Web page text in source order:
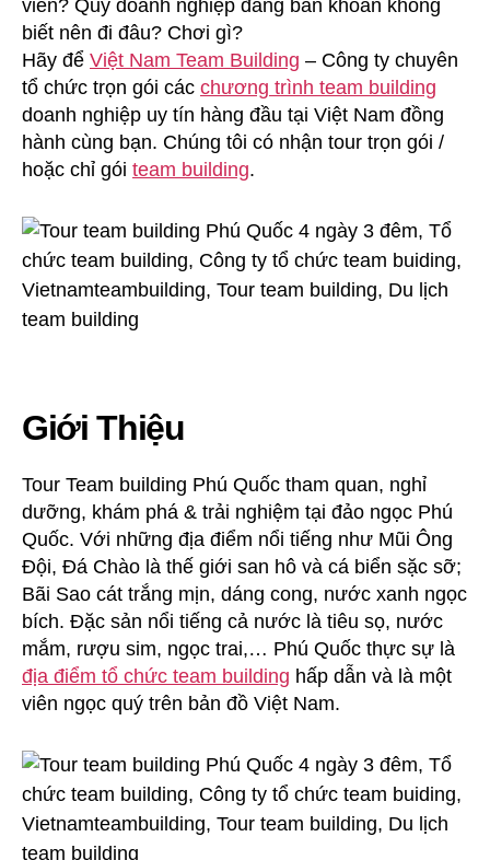
Đêm
viên? Quý doanh nghiệp đang băn khoăn không
biết nên đi đâu? Chơi gì?
Hãy để Việt Nam Team Building – Công ty chuyên
tổ chức trọn gói các chương trình team building
doanh nghiệp uy tín hàng đầu tại Việt Nam đồng
hành cùng bạn. Chúng tôi có nhận tour trọn gói /
hoặc chỉ gói team building.
Giới Thiệu
Tour Team building Phú Quốc tham quan, nghỉ
dưỡng, khám phá & trải nghiệm tại đảo ngọc Phú
Quốc. Với những địa điểm nổi tiếng như Mũi Ông
Đội, Đá Chào là thế giới san hô và cá biển sặc sỡ;
Bãi Sao cát trắng mịn, dáng cong, nước xanh ngọc
bích. Đặc sản nổi tiếng cả nước là tiêu sọ, nước
mắm, rượu sim, ngọc trai,… Phú Quốc thực sự là
địa điểm tổ chức team building hấp dẫn và là một
viên ngọc quý trên bản đồ Việt Nam.